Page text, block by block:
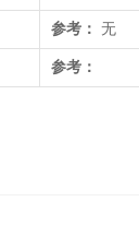
参考： 无
参考：